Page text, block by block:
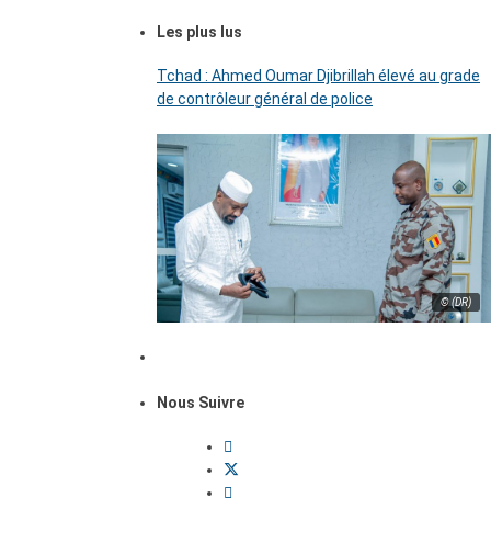
Les plus lus
Tchad : Ahmed Oumar Djibrillah élevé au grade
de contrôleur général de police
© (DR)
Nous Suivre